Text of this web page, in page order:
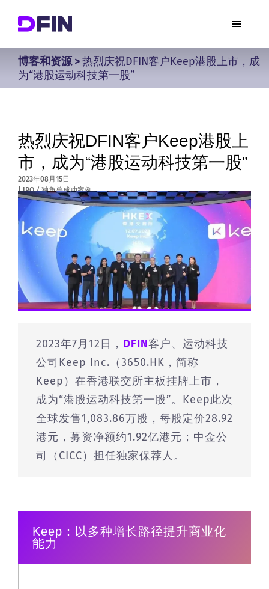
博客和资源>热烈庆祝DFIN客户Keep港股上市，成
为“港股运动科技第一股”
热烈庆祝DFIN客户Keep港股上
市，成为“港股运动科技第一股”
2023年08月15日
| IPO / 独角兽成功案例
2023年7月12日， DFIN客户、运动科技
公司Keep Inc.（3650.HK，简称
Keep）在香港联交所主板挂牌上市，
成为“港股运动科技第一股”。Keep此次
全球发售1,083.86万股，每股定价28.92
港元，募资净额约1.92亿港元；中金公
司（CICC）担任独家保荐人。
Keep：以多种增长路径提升商业化
能力